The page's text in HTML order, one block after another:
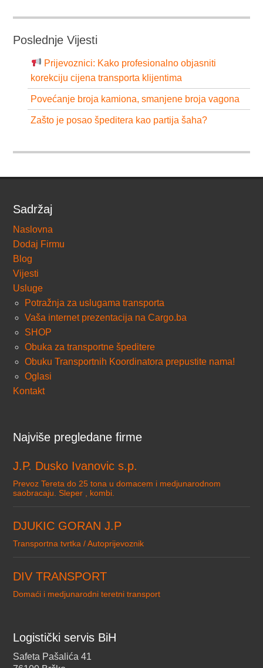
Poslednje Vijesti
Prijevoznici: Kako profesionalno objasniti
korekciju cijena transporta klijentima
Povećanje broja kamiona, smanjene broja vagona
Zašto je posao špeditera kao partija šaha?
Sadržaj
Naslovna
Dodaj Firmu
Blog
Vijesti
Usluge
Potražnja za uslugama transporta
Vaša internet prezentacija na Cargo.ba
SHOP
Obuka za transportne špeditere
Obuku Transportnih Koordinatora prepustite nama!
Oglasi
Kontakt
Najviše pregledane firme
J.P. Dusko Ivanovic s.p.
Prevoz Tereta do 25 tona u domacem i medjunarodnom
saobracaju. Sleper , kombi.
DJUKIC GORAN J.P
Transportna tvrtka / Autoprijevoznik
DIV TRANSPORT
Domaći i medjunarodni teretni transport
Logistički servis BiH
Safeta Pašalića 41